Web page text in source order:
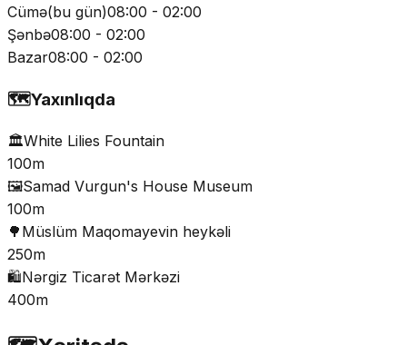
Cümə(bu gün)08:00 - 02:00
Şənbə08:00 - 02:00
Bazar08:00 - 02:00
🗺️Yaxınlıqda
🏛️White Lilies Fountain
100m
🖼️Samad Vurgun's House Museum
100m
🌳 Müslüm Maqomayevin heykəli
250m
🛍️Nərgiz Ticarət Mərkəzi
400m